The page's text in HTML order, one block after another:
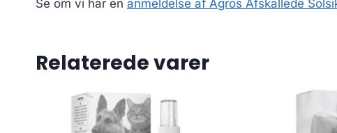
Se om vi har en anmeldelse af Agros Afskallede
Relaterede varer